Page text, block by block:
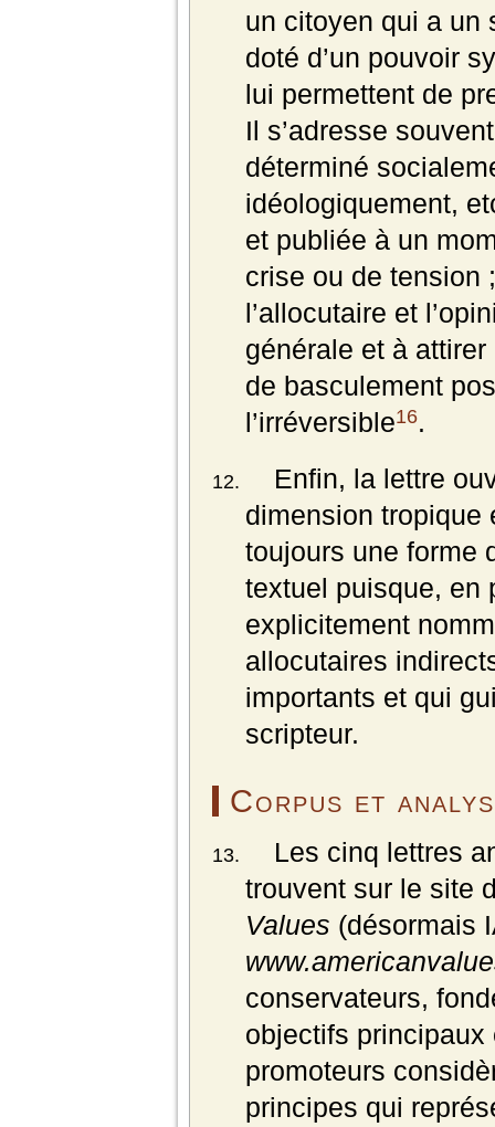
un citoyen qui a un
doté d’un pouvoir
lui permettent de
Il s’adresse
déterminé
idéologiquement,
et publiée à un
crise ou de tension
l’allocutaire et
générale et à
de basculement
l’irréversible16.
Enfin, la lettre
dimension tropique
toujours une forme
textuel puisque, en
explicitement
allocutaires
importants et qui
scripteur.
Corpus et
Les cinq lettres
trouvent sur le site
Values (désormais
conservateurs,
objectifs
promoteurs
principes qui